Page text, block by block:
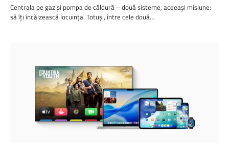
Centrala pe gaz și pompa de căldură – două sisteme, aceeași misiune:
să îți încălzească locuința. Totuși, între cele două…